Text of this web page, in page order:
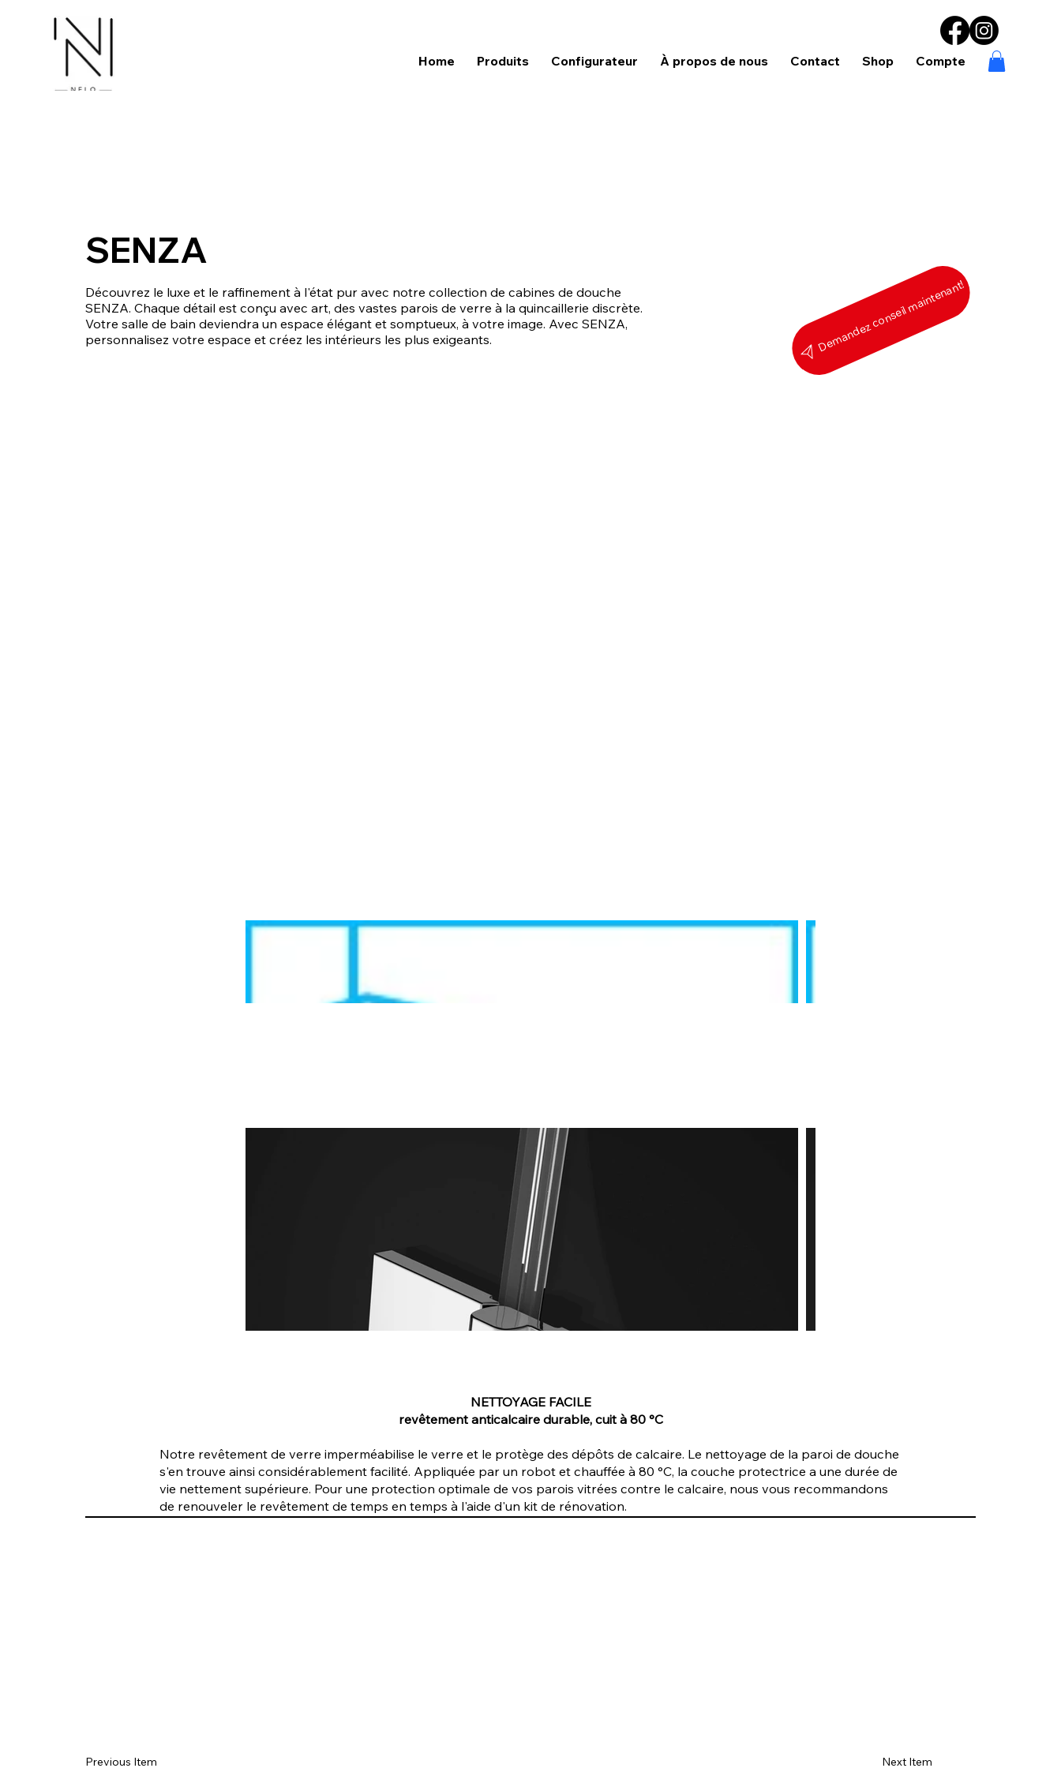
Home Produits Configurateur À propos de nous Contact Shop Compte
SENZA
Découvrez le luxe et le raffinement à l'état pur avec notre collection de cabines de douche
SENZA. Chaque détail est conçu avec art, des vastes parois de verre à la quincaillerie discrète.
Votre salle de bain deviendra un espace élégant et somptueux, à votre image. Avec SENZA,
personnalisez votre espace et créez les intérieurs les plus exigeants.
Demandez conseil maintenant!
Next Item
Previous Item
NETTOYAGE FACILE
revêtement anticalcaire durable, cuit à 80 °C
Notre revêtement de verre imperméabilise le verre et le protège des dépôts de calcaire. Le nettoyage de la paroi de douche
s'en trouve ainsi considérablement facilité. Appliquée par un robot et chauffée à 80 °C, la couche protectrice a une durée de
vie nettement supérieure. Pour une protection optimale de vos parois vitrées contre le calcaire, nous vous recommandons
de renouveler le revêtement de temps en temps à l'aide d'un kit de rénovation.